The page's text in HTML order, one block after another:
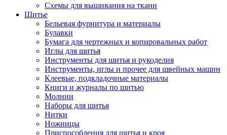
Схемы для вышивания на ткани
Шитье
Бельевая фурнитура и материалы
Булавки
Бумага для чертежных и копировальных работ
Иглы для шитья
Инструменты для шитья и рукоделия
Инструменты, иглы и прочее для швейных машин
Клеевые, подкладочные материалы
Книги и журналы по шитью
Молнии
Наборы для шитья
Нитки
Ножницы
Приспособления для шитья и кроя